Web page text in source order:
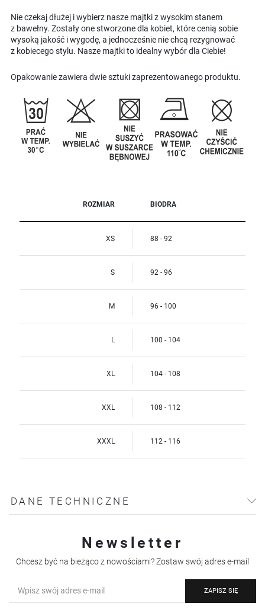
Nie czekaj dłużej i wybierz nasze majtki z wysokim stanem
z bawełny. Zostały one stworzone dla kobiet, które cenią sobie
wysoką jakość i wygodę, a jednocześnie nie chcą rezygnować
z kobiecego stylu. Nasze majtki to idealny wybór dla Ciebie!
Opakowanie zawiera dwie sztuki zaprezentowanego produktu.
ROZMIAR BIODRA
XS 88 - 92
S 92 - 96
M 96 - 100
L 100 - 104
XL 104 - 108
XXL 108 - 112
XXXL 112 - 116
DANE TECHNICZNE
Newsletter
Chcesz być na bieżąco z nowościami? Zostaw swój adres e-mail
ZAPISZ SIĘ